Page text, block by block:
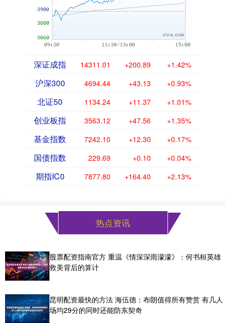
深证成指 14311.01 +200.89 +1.42%
沪深300 4694.44 +43.13 +0.93%
北证50 1134.24 +11.37 +1.01%
创业板指 3563.12 +47.56 +1.35%
基金指数 7242.10 +12.30 +0.17%
国债指数 229.69 +0.10 +0.04%
期指IC0 7877.80 +164.40 +2.13%
热点资讯
股票配资指南官方 重温《情深深雨濛濛》：何书桓英雄
救美背后的算计
昆明配资最快的方法 海伍德：布朗值得所有赞赏 有几人
场均29分的同时还能防东契奇